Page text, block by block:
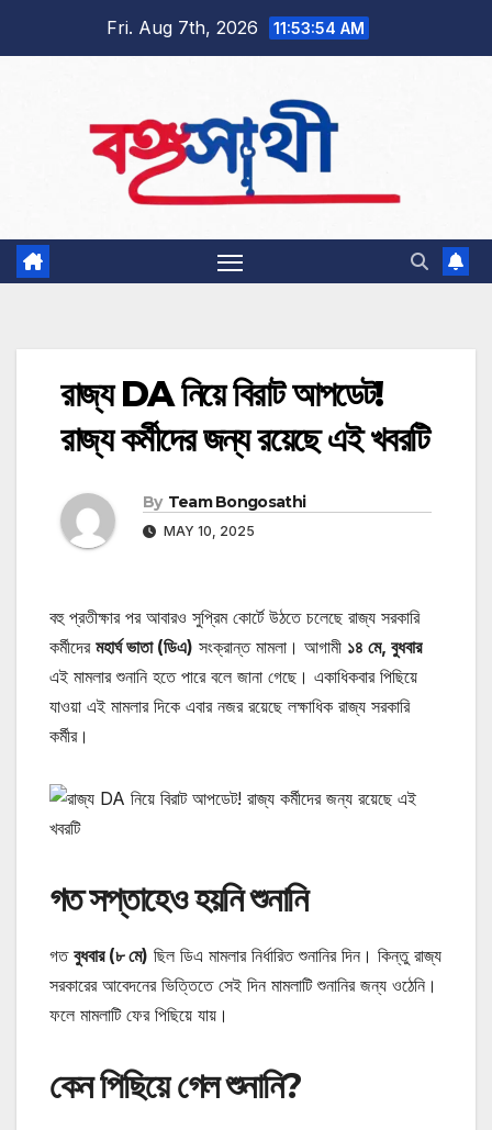
Fri. Aug 7th, 2026 11:53:55 AM
রাজ্য DA নিয়ে বিরাট আপডেট!
রাজ্য কর্মীদের জন্য রয়েছে এই খবরটি
By Team Bongosathi
MAY 10, 2025
বহু প্রতীক্ষার পর আবারও সুপ্রিম কোর্টে উঠতে চলেছে রাজ্য সরকারি
কর্মীদের মহার্ঘ ভাতা (ডিএ) সংক্রান্ত মামলা। আগামী ১৪ মে, বুধবার
এই মামলার শুনানি হতে পারে বলে জানা গেছে। একাধিকবার পিছিয়ে
যাওয়া এই মামলার দিকে এবার নজর রয়েছে লক্ষাধিক রাজ্য সরকারি
কর্মীর।
গত সপ্তাহেও হয়নি শুনানি
গত বুধবার (৮ মে) ছিল ডিএ মামলার নির্ধারিত শুনানির দিন। কিন্তু রাজ্য
সরকারের আবেদনের ভিত্তিতে সেই দিন মামলাটি শুনানির জন্য ওঠেনি।
ফলে মামলাটি ফের পিছিয়ে যায়।
কেন পিছিয়ে গেল শুনানি?